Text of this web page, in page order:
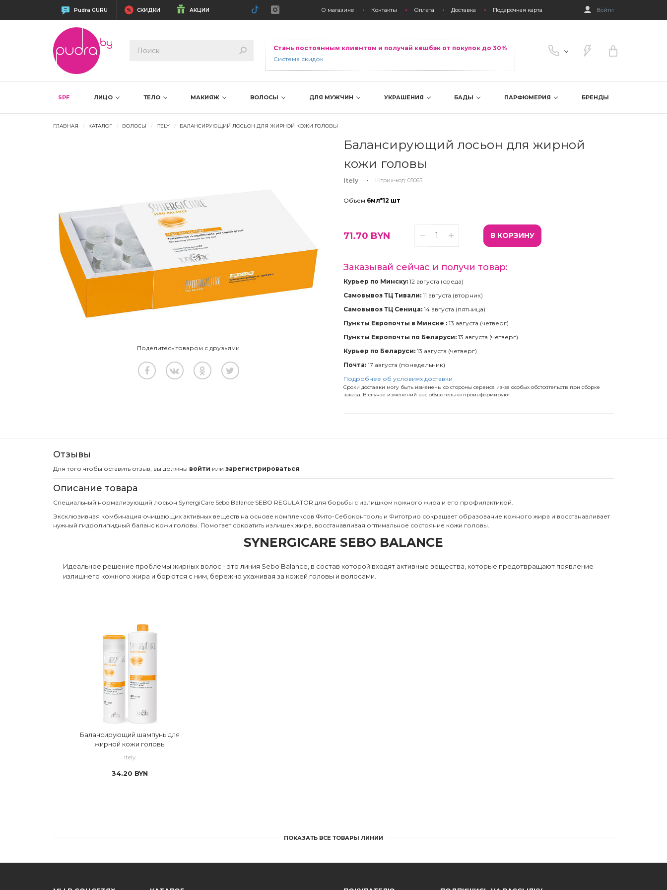
Pudra GURU СКИДКИ АКЦИИ О магазине Контакты Оплата Доставка Подарочная карта Войти
Стань постоянным клиентом и получай кешбэк от покупок до 30%
Система скидок
SPF ЛИЦО ТЕЛО МАКИЯЖ ВОЛОСЫ ДЛЯ МУЖЧИН УКРАШЕНИЯ БАДЫ ПАРФЮМЕРИЯ БРЕНДЫ
ГЛАВНАЯ КАТАЛОГ ВОЛОСЫ ITELY БАЛАНСИРУЮЩИЙ ЛОСЬОН ДЛЯ ЖИРНОЙ КОЖИ ГОЛОВЫ
Поделитесь товаром с друзьями
Балансирующий лосьон для жирной
кожи головы
Itely Штрих-код: 05065
Объем 6мл*12 шт
71.70 BYN В КОРЗИНУ
Заказывай сейчас и получи товар:
Курьер по Минску: 12 августа (среда)
Самовывоз ТЦ Тивали: 11 августа (вторник)
Самовывоз ТЦ Сеница: 14 августа (пятница)
Пункты Европочты в Минске : 13 августа (четверг)
Пункты Европочты по Беларуси: 13 августа (четверг)
Курьер по Беларуси: 13 августа (четверг)
Почта: 17 августа (понедельник)
Подробнее об условиях доставки
Сроки доставки могу быть изменены со стороны сервиса из-за особых обстоятельств при сборке
заказа. В случае изменений вас обязательно проинформируют.
Отзывы
Для того чтобы оставить отзыв, вы должны войти или зарегистрироваться
Описание товара
Специальный нормализующий лосьон SynergiCare Sebo Balance SEBO REGULATOR для борьбы с излишком кожного жира и его профилактикой.
Эксклюзивная комбинация очищающих активных веществ на основе комплексов Фито-Себоконтроль и Фитотрио сокращает образование кожного жира и восстанавливает
нужный гидролипидный баланс кожи головы. Помогает сократить излишек жира, восстанавливая оптимальное состояние кожи головы.
SYNERGICARE SEBO BALANCE
Идеальное решение проблемы жирных волос - это линия Sebo Balance, в состав которой входят активные вещества, которые предотвращают появление
излишнего кожного жира и борются с ним, бережно ухаживая за кожей головы и волосами.
Балансирующий шампунь для
жирной кожи головы
Itely
34.20 BYN
ПОКАЗАТЬ ВСЕ ТОВАРЫ ЛИНИИ